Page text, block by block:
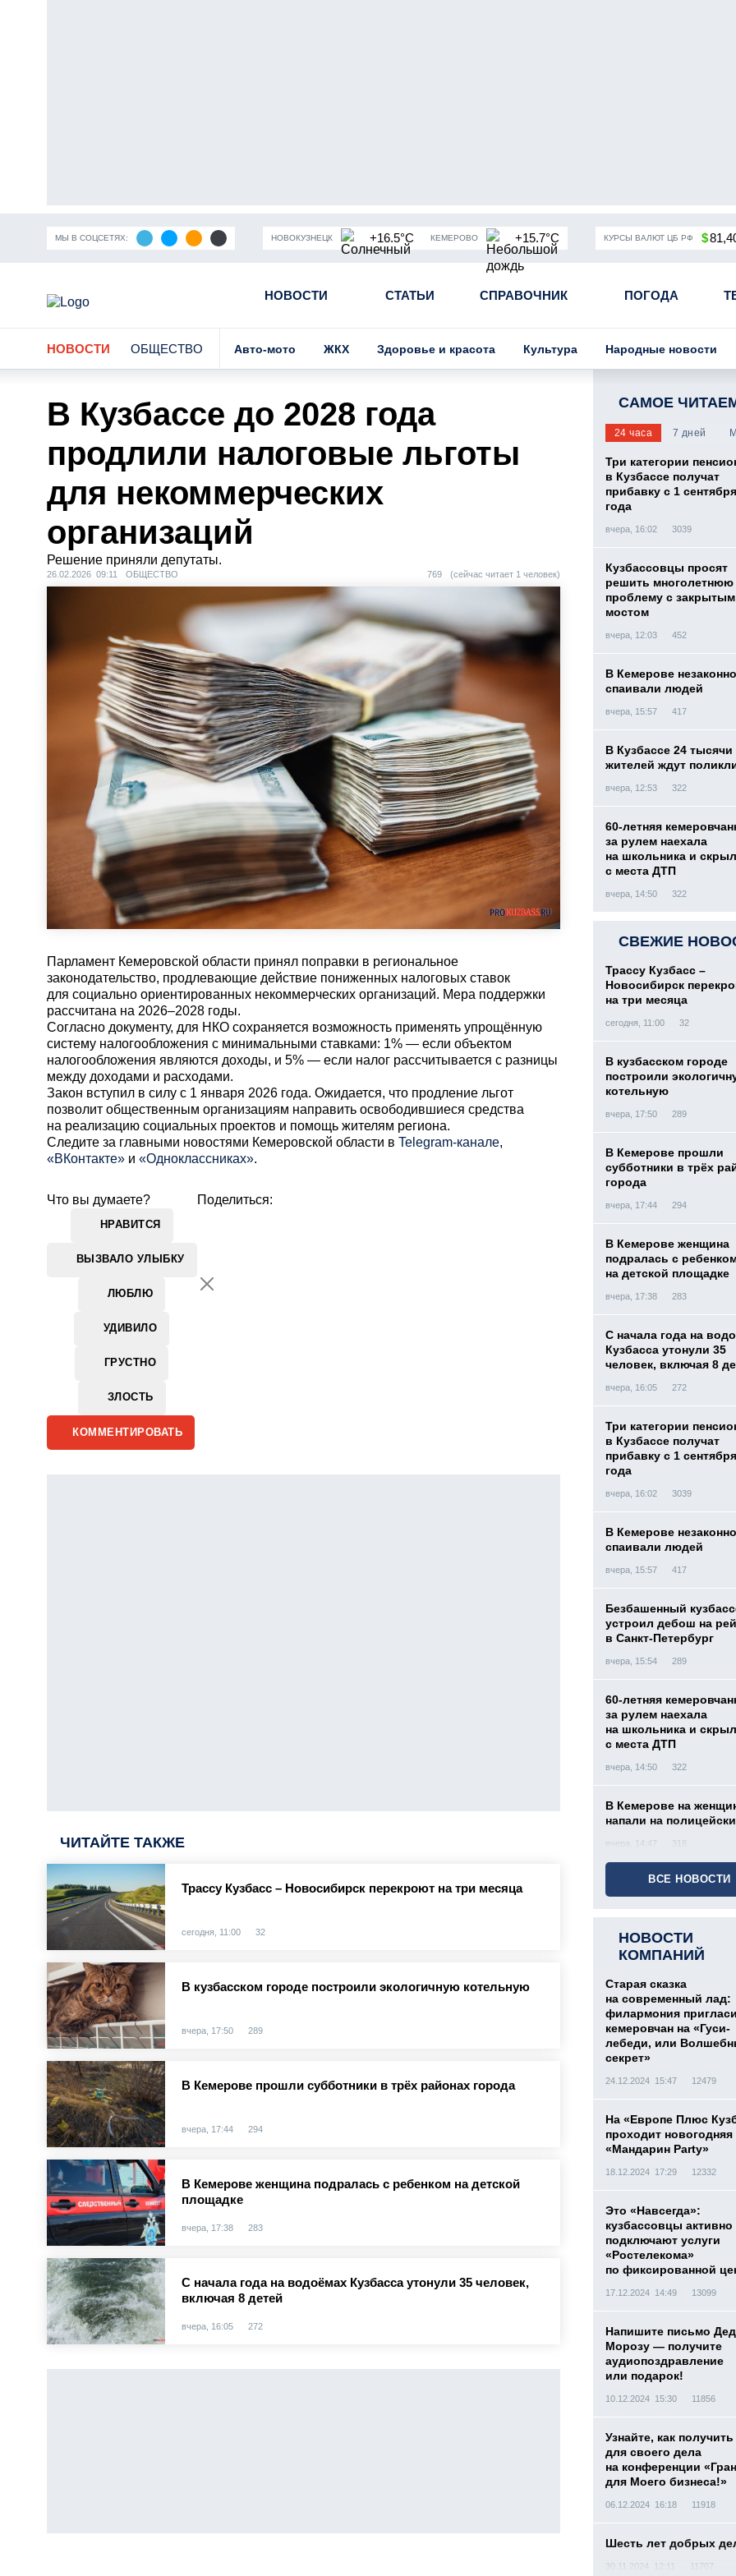
МЫ В СОЦСЕТЯХ: НОВОКУЗНЕЦК +16.5°C КЕМЕРОВО +15.7°C КУРСЫ ВАЛЮТ ЦБ РФ $
НОВОСТИ СТАТЬИ СПРАВОЧНИК ПОГОДА
Кузбасса Пандемия коронавирусной инфекции Частичная мобилизация в России Угольная промышленность
НОВОСТИ ОБЩЕСТВО Авто-мото ЖКХ Здоровье и красота Культура Народные новости
В Кузбассе до 2028 года
продлили налоговые льготы
для некоммерческих
организаций
Решение приняли депутаты.
26.02.2026 09:11 ОБЩЕСТВО 769 (сейчас читает 1 человек)
Парламент Кемеровской области принял поправки в региональное
законодательство, продлевающие действие пониженных налоговых ставок
для социально ориентированных некоммерческих организаций. Мера поддержки
рассчитана на 2026–2028 годы.
Согласно документу, для НКО сохраняется возможность применять упрощённую
систему налогообложения с минимальными ставками: 1% — если объектом
налогообложения являются доходы, и 5% — если налог рассчитывается с разницы
между доходами и расходами.
Закон вступил в силу с 1 января 2026 года. Ожидается, что продление льгот
позволит общественным организациям направить освободившиеся средства
на реализацию социальных проектов и помощь жителям региона.
Cледите за главными новостями Кемеровской области в Telegram-канале,
«ВКонтакте» и «Одноклассниках».
Что вы думаете?
НРАВИТСЯ
ВЫЗВАЛО УЛЫБКУ
ЛЮБЛЮ
УДИВИЛО
ГРУСТНО
ЗЛОСТЬ
Поделиться:
КОММЕНТИРОВАТЬ
ЧИТАЙТЕ ТАКЖЕ
Трассу Кузбасс – Новосибирск перекроют на три месяца
сегодня, 11:00 32
В кузбасском городе построили экологичную котельную
вчера, 17:50 289
В Кемерове прошли субботники в трёх районах города
вчера, 17:44 294
В Кемерове женщина подралась с ребенком на детской
площадке
вчера, 17:38 283
С начала года на водоёмах Кузбасса утонули 35 человек,
включая 8 детей
вчера, 16:05 272
САМОЕ
24 часа 7 дней
Три категории
в Кузбассе получат
прибавку с 1
года
вчера, 16:02 3039
Кузбассовцы просят
решить многолетнюю
проблему с закрытым
мостом
вчера, 12:03 452
В Кемерове незаконно
спаивали людей
вчера, 15:57 417
В Кузбассе 24 тысячи
жителей ждут
вчера, 12:53 322
60-летняя
за рулем наехала
на школьника и
с места ДТП
вчера, 14:50 322
СВЕЖИЕ
Трассу Кузбасс –
Новосибирск
на три месяца
сегодня, 11:00 32
В кузбасском городе
построили
котельную
вчера, 17:50 289
В Кемерове прошли
субботники в трёх
города
вчера, 17:44 294
В Кемерове женщина
подралась с
на детской площадке
вчера, 17:38 283
С начала года на
Кузбасса утонули 35
человек, включая 8
вчера, 16:05 272
Три категории
в Кузбассе получат
прибавку с 1
года
вчера, 16:02 3039
В Кемерове незаконно
спаивали людей
вчера, 15:57 417
Безбашенный
устроил дебош на
в Санкт-Петербург
вчера, 15:54 289
60-летняя
за рулем наехала
на школьника и
с места ДТП
вчера, 14:50 322
В Кемерове на
напали на
вчера, 14:47 318
ВСЕ НОВОСТИ
НОВОСТИ
КОМПАНИЙ
Старая сказка
на современный лад:
филармония
кемеровчан на «Гуси-
лебеди, или
секрет»
24.12.2024 15:47 12479
На «Европе Плюс
проходит новогодняя
«Мандарин Party»
18.12.2024 17:29 12332
Это «Навсегда»:
кузбассовцы активно
подключают услуги
«Ростелекома»
по фиксированной
17.12.2024 14:49 13099
Напишите письмо
Морозу — получите
аудиопоздравление
или подарок!
10.12.2024 15:30 11856
Узнайте, как получить
для своего дела
на конференции
для Моего бизнеса!»
06.12.2024 16:18 11918
Шесть лет добрых
30.11.2024 12:11 11707